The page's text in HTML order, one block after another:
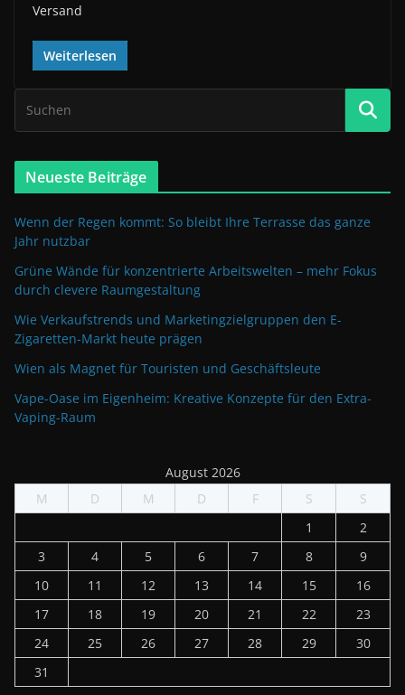
Versand
Weiterlesen
Neueste Beiträge
Wenn der Regen kommt: So bleibt Ihre Terrasse das ganze
Jahr nutzbar
Grüne Wände für konzentrierte Arbeitswelten – mehr Fokus
durch clevere Raumgestaltung
Wie Verkaufstrends und Marketingzielgruppen den E-
Zigaretten-Markt heute prägen
Wien als Magnet für Touristen und Geschäftsleute
Vape-Oase im Eigenheim: Kreative Konzepte für den Extra-
Vaping-Raum
August 2026
M
D M D F S
S
1
2
3
4 5 6 7 8
9
10
11 12 13 14 15
16
17
18 19 20 21 22
23
24
25 26 27 28 29
30
31